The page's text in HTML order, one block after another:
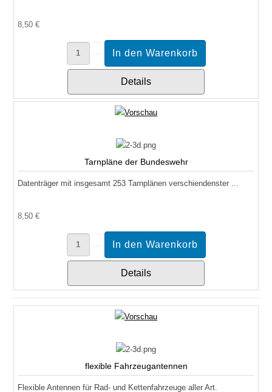
8,50 €
Details
Tarnpläne der Bundeswehr
Datenträger mit insgesamt 253 Tarnplänen verschiendenster ...
8,50 €
Details
flexible Fahrzeugantennen
Flexible Antennen für Rad- und Kettenfahrzeuge aller Art.